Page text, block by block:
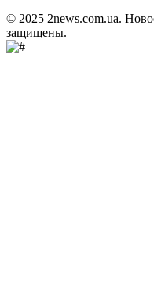
© 2025 2news.com.ua.
защищены.